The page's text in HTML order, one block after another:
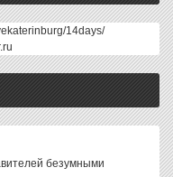
14days/
безумными